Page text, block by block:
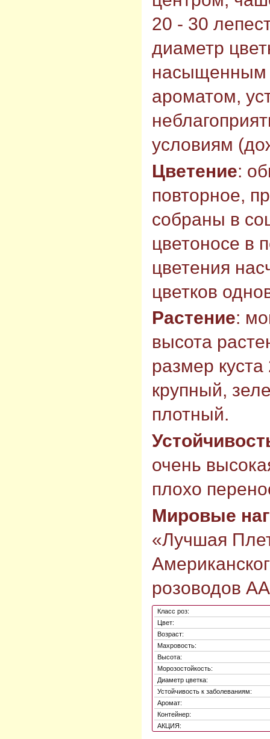
20 - 30
диаметр
насыщенным
ароматом,
условиям
Цветение:
повторное,
собраны в
цветоносе в
цветения
цветков
Растение:
высота
размер
крупный,
плотный.
очень
плохо
Мировые
«Лучшая
розоводов
Класс роз:
Цвет:
Возраст:
Махровость:
Высота:
Морозостойкость:
Диаметр цветка:
Устойчивость к заболеваниям:
Аромат:
Контейнер:
АКЦИЯ: